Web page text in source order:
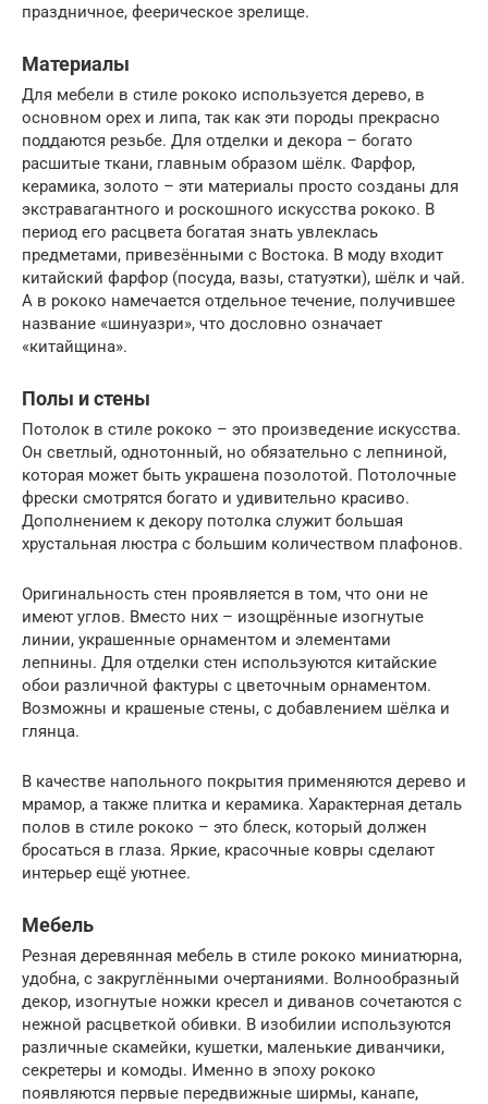
праздничное, феерическое зрелище.
Материалы
Для мебели в стиле рококо используется дерево, в
основном орех и липа, так как эти породы прекрасно
поддаются резьбе. Для отделки и декора – богато
расшитые ткани, главным образом шёлк. Фарфор,
керамика, золото – эти материалы просто созданы для
экстравагантного и роскошного искусства рококо. В
период его расцвета богатая знать увлеклась
предметами, привезёнными с Востока. В моду входит
китайский фарфор (посуда, вазы, статуэтки), шёлк и чай.
А в рококо намечается отдельное течение, получившее
название «шинуазри», что дословно означает
«китайщина».
Полы и стены
Потолок в стиле рококо – это произведение искусства.
Он светлый, однотонный, но обязательно с лепниной,
которая может быть украшена позолотой. Потолочные
фрески смотрятся богато и удивительно красиво.
Дополнением к декору потолка служит большая
хрустальная люстра с большим количеством плафонов.
Оригинальность стен проявляется в том, что они не
имеют углов. Вместо них – изощрённые изогнутые
линии, украшенные орнаментом и элементами
лепнины. Для отделки стен используются китайские
обои различной фактуры с цветочным орнаментом.
Возможны и крашеные стены, с добавлением шёлка и
глянца.
В качестве напольного покрытия применяются дерево и
мрамор, а также плитка и керамика. Характерная деталь
полов в стиле рококо – это блеск, который должен
бросаться в глаза. Яркие, красочные ковры сделают
интерьер ещё уютнее.
Мебель
Резная деревянная мебель в стиле рококо миниатюрна,
удобна, с закруглёнными очертаниями. Волнообразный
декор, изогнутые ножки кресел и диванов сочетаются с
нежной расцветкой обивки. В изобилии используются
различные скамейки, кушетки, маленькие диванчики,
секретеры и комоды. Именно в эпоху рококо
появляются первые передвижные ширмы, канапе,